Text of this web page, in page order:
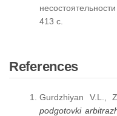
413 с.
References
Gurdzhiyan V.L.,
podgotovki